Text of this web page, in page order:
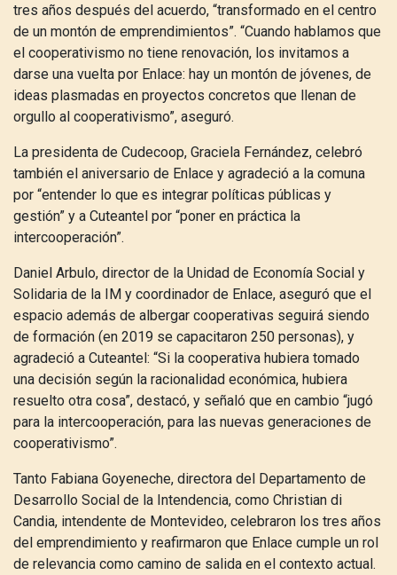
tres años después del acuerdo, “transformado en el centro
de un montón de emprendimientos”. “Cuando hablamos que
el cooperativismo no tiene renovación, los invitamos a
darse una vuelta por Enlace: hay un montón de jóvenes, de
ideas plasmadas en proyectos concretos que llenan de
orgullo al cooperativismo”, aseguró.
La presidenta de Cudecoop, Graciela Fernández, celebró
también el aniversario de Enlace y agradeció a la comuna
por “entender lo que es integrar políticas públicas y
gestión” y a Cuteantel por “poner en práctica la
intercooperación”.
Daniel Arbulo, director de la Unidad de Economía Social y
Solidaria de la IM y coordinador de Enlace, aseguró que el
espacio además de albergar cooperativas seguirá siendo
de formación (en 2019 se capacitaron 250 personas), y
agradeció a Cuteantel: “Si la cooperativa hubiera tomado
una decisión según la racionalidad económica, hubiera
resuelto otra cosa”, destacó, y señaló que en cambio “jugó
para la intercooperación, para las nuevas generaciones de
cooperativismo”.
Tanto Fabiana Goyeneche, directora del Departamento de
Desarrollo Social de la Intendencia, como Christian di
Candia, intendente de Montevideo, celebraron los tres años
del emprendimiento y reafirmaron que Enlace cumple un rol
de relevancia como camino de salida en el contexto actual.